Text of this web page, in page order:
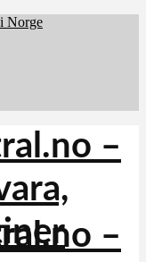
Norge